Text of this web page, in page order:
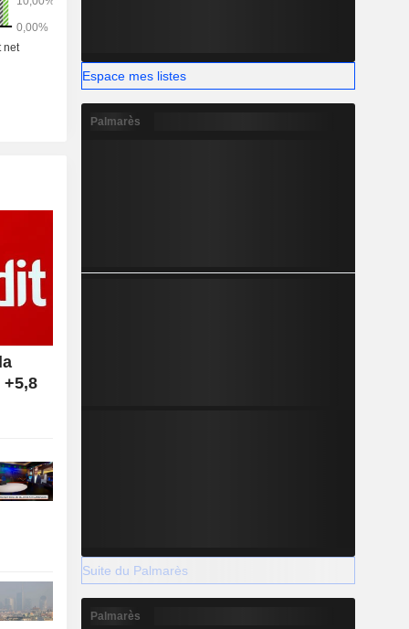
+5,8
Espace mes listes
Palmarès
Suite du Palmarès
Palmarès